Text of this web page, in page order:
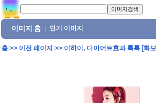
이미지 홈 인기 이미지
홈>> 이전 페이지 >> 이하이, 다이어트효과 톡톡 [화